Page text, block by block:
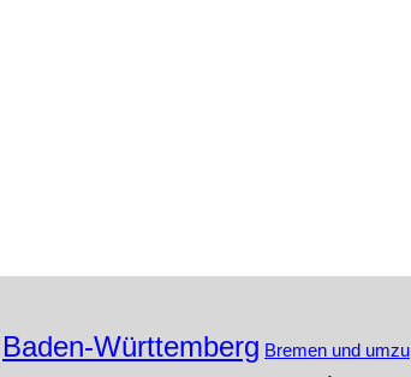
Baden-Württemberg Bremen und umzu